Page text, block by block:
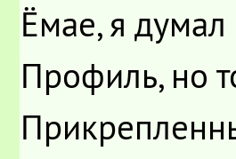
Ёмае, я думал
Профиль, но